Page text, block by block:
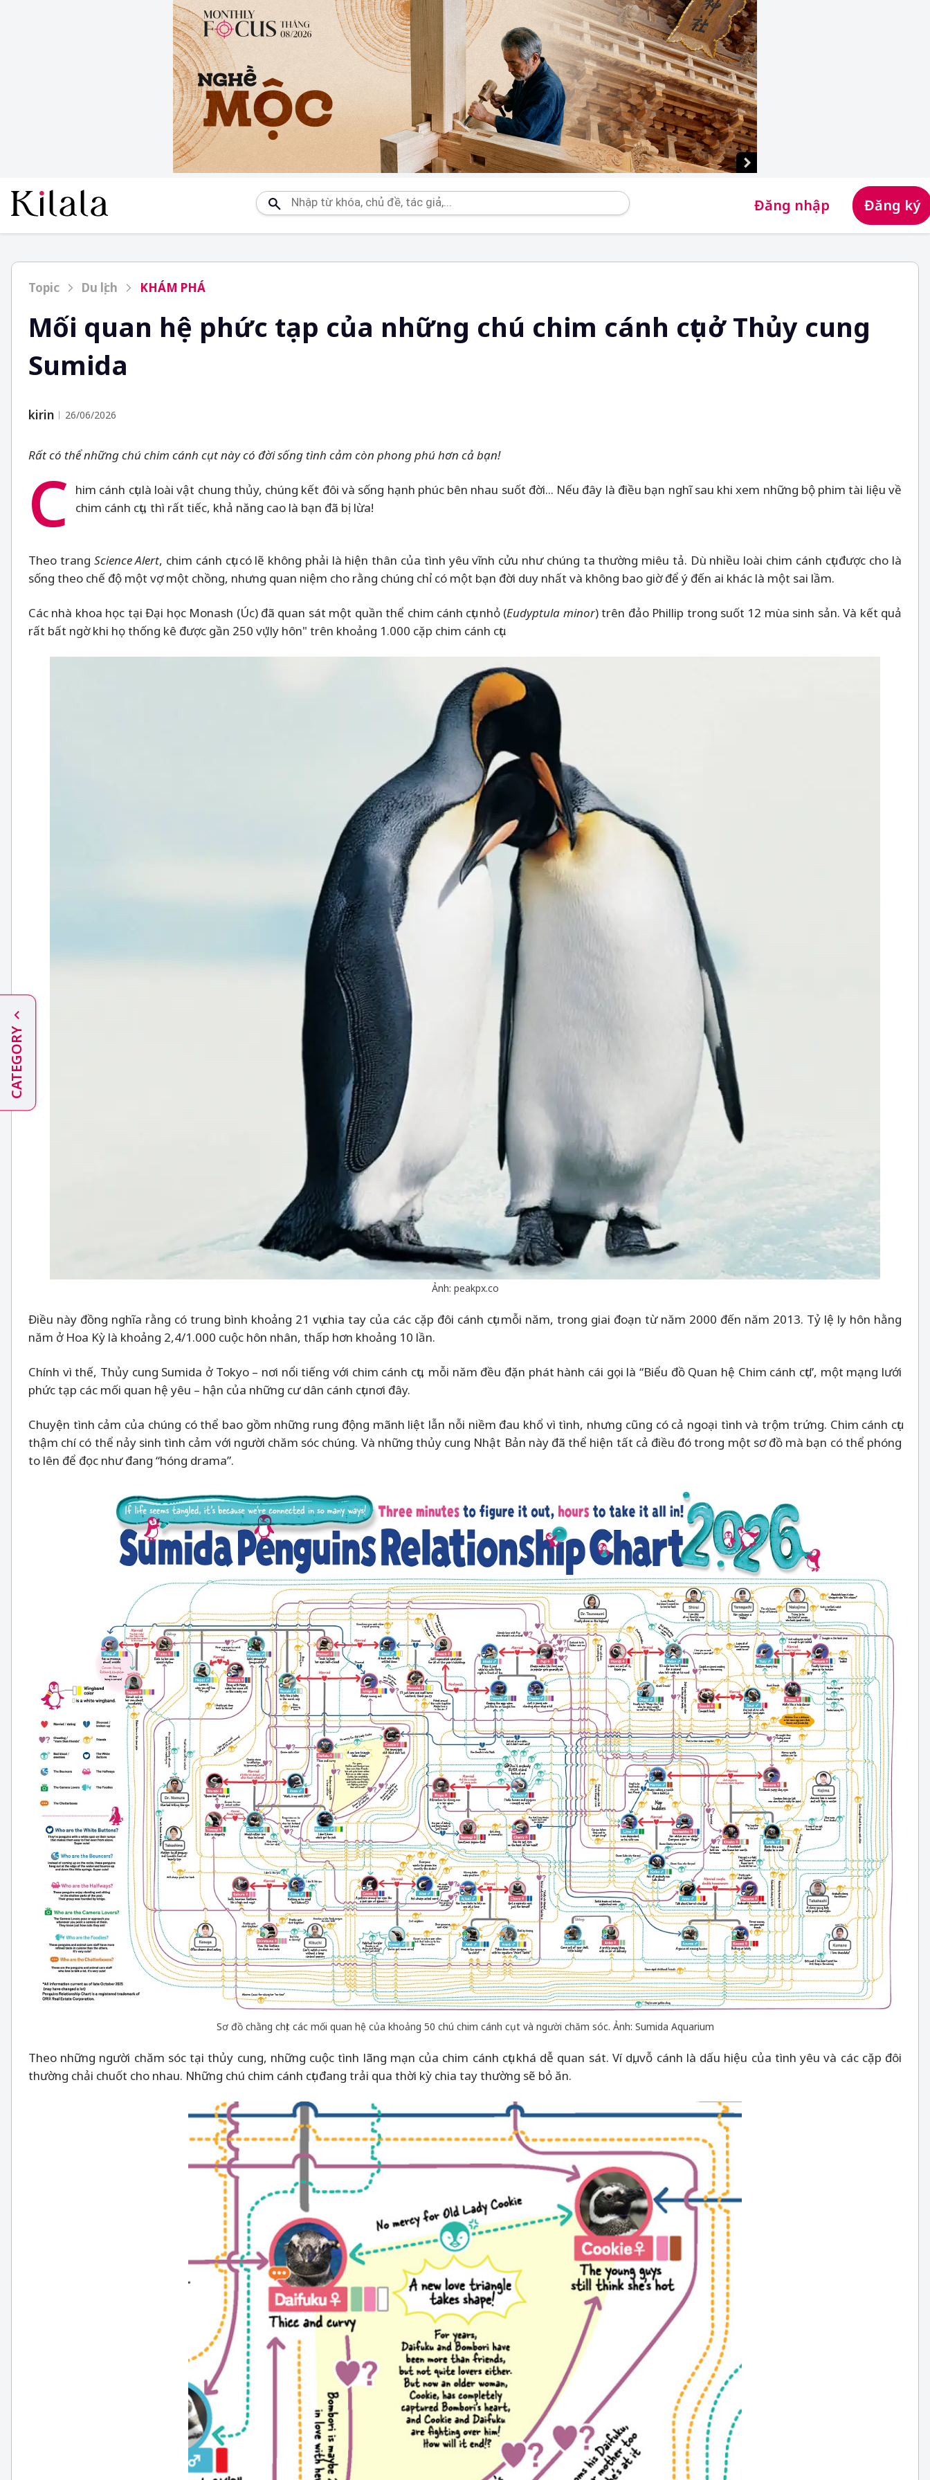
Đăng nhập Đăng ký
Topic Du lịch KHÁM PHÁ
Mối quan hệ phức tạp của những chú chim cánh cụt ở Thủy cung
Sumida
kirin 26/06/2026
Rất có thể những chú chim cánh cụt này có đời sống tình cảm còn phong phú hơn cả bạn!
C
him cánh cụt là loài vật chung thủy, chúng kết đôi và sống hạnh phúc bên nhau suốt đời... Nếu đây là điều bạn nghĩ sau khi xem những bộ phim tài liệu về
chim cánh cụt, thì rất tiếc, khả năng cao là bạn đã bị lừa!
Theo trang Science Alert, chim cánh cụt có lẽ không phải là hiện thân của tình yêu vĩnh cửu như chúng ta thường miêu tả. Dù nhiều loài chim cánh cụt được cho là
sống theo chế độ một vợ một chồng, nhưng quan niệm cho rằng chúng chỉ có một bạn đời duy nhất và không bao giờ để ý đến ai khác là một sai lầm.
Các nhà khoa học tại Đại học Monash (Úc) đã quan sát một quần thể chim cánh cụt nhỏ (Eudyptula minor) trên đảo Phillip trong suốt 12 mùa sinh sản. Và kết quả
rất bất ngờ khi họ thống kê được gần 250 vụ "ly hôn" trên khoảng 1.000 cặp chim cánh cụt.
Ảnh: peakpx.co
Điều này đồng nghĩa rằng có trung bình khoảng 21 vụ chia tay của các cặp đôi cánh cụt mỗi năm, trong giai đoạn từ năm 2000 đến năm 2013. Tỷ lệ ly hôn hằng
năm ở Hoa Kỳ là khoảng 2,4/1.000 cuộc hôn nhân, thấp hơn khoảng 10 lần.
Chính vì thế, Thủy cung Sumida ở Tokyo – nơi nổi tiếng với chim cánh cụt, mỗi năm đều đặn phát hành cái gọi là “Biểu đồ Quan hệ Chim cánh cụt”, một mạng lưới
phức tạp các mối quan hệ yêu – hận của những cư dân cánh cụt nơi đây.
Chuyện tình cảm của chúng có thể bao gồm những rung động mãnh liệt lẫn nỗi niềm đau khổ vì tình, nhưng cũng có cả ngoại tình và trộm trứng. Chim cánh cụt
thậm chí có thể nảy sinh tình cảm với người chăm sóc chúng. Và những thủy cung Nhật Bản này đã thể hiện tất cả điều đó trong một sơ đồ mà bạn có thể phóng
to lên để đọc như đang “hóng drama”.
Sơ đồ chằng chịt các mối quan hệ của khoảng 50 chú chim cánh cụt và người chăm sóc. Ảnh: Sumida Aquarium
Theo những người chăm sóc tại thủy cung, những cuộc tình lãng mạn của chim cánh cụt khá dễ quan sát. Ví dụ, vỗ cánh là dấu hiệu của tình yêu và các cặp đôi
thường chải chuốt cho nhau. Những chú chim cánh cụt đang trải qua thời kỳ chia tay thường sẽ bỏ ăn.
CATEGORY